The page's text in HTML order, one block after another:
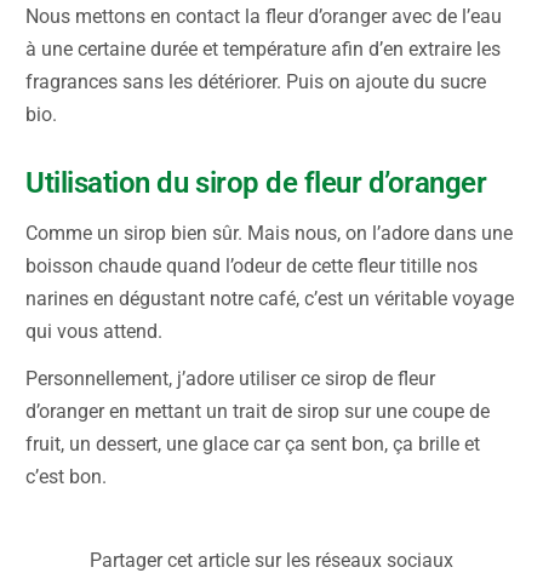
Nous mettons en contact la fleur d’oranger avec de l’eau
à une certaine durée et température afin d’en extraire les
fragrances sans les détériorer. Puis on ajoute du sucre
bio.
Utilisation du sirop de fleur d’oranger
Comme un sirop bien sûr. Mais nous, on l’adore dans une
boisson chaude quand l’odeur de cette fleur titille nos
narines en dégustant notre café, c’est un véritable voyage
qui vous attend.
Personnellement, j’adore utiliser ce sirop de fleur
d’oranger en mettant un trait de sirop sur une coupe de
fruit, un dessert, une glace car ça sent bon, ça brille et
c’est bon.
Partager cet article sur les réseaux sociaux